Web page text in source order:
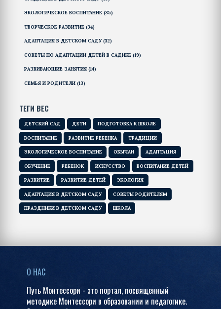
ЭКОЛОГИЧЕСКОЕ ВОСПИТАНИЕ (35)
ТВОРЧЕСКОЕ РАЗВИТИЕ (34)
АДАПТАЦИЯ В ДЕТСКОМ САДУ(32)
СОВЕТЫ ПО АДАПТАЦИИ ДЕТЕЙ В САДИКЕ (19)
РАЗВИВАЮЩИЕ ЗАНЯТИЯ (14)
СЕМЬЯ И РОДИТЕЛИ (13)
ТЕГИ ВЕС
ДЕТСКИЙ САД ДЕТИ ПОДГОТОВКА К ШКОЛЕ
ВОСПИТАНИЕ РАЗВИТИЕ РЕБЕНКА ТРАДИЦИИ
ЭКОЛОГИЧЕСКОЕ ВОСПИТАНИЕ ОБЫЧАИ АДАПТАЦИЯ
ОБУЧЕНИЕ РЕБЕНОК ИСКУССТВО ВОСПИТАНИЕ ДЕТЕЙ
РАЗВИТИЕ РАЗВИТИЕ ДЕТЕЙ ЭКОЛОГИЯ
АДАПТАЦИЯ В ДЕТСКОМ САДУ СОВЕТЫ РОДИТЕЛЯМ
ПРАЗДНИКИ В ДЕТСКОМ САДУ ШКОЛА
О НАС
Путь Монтессори - это портал, посвященный
методике Монтессори в образовании и педагогике.